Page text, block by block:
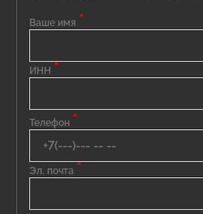
Ваше имя *
ИНН *
Телефон *
Эл. почта *